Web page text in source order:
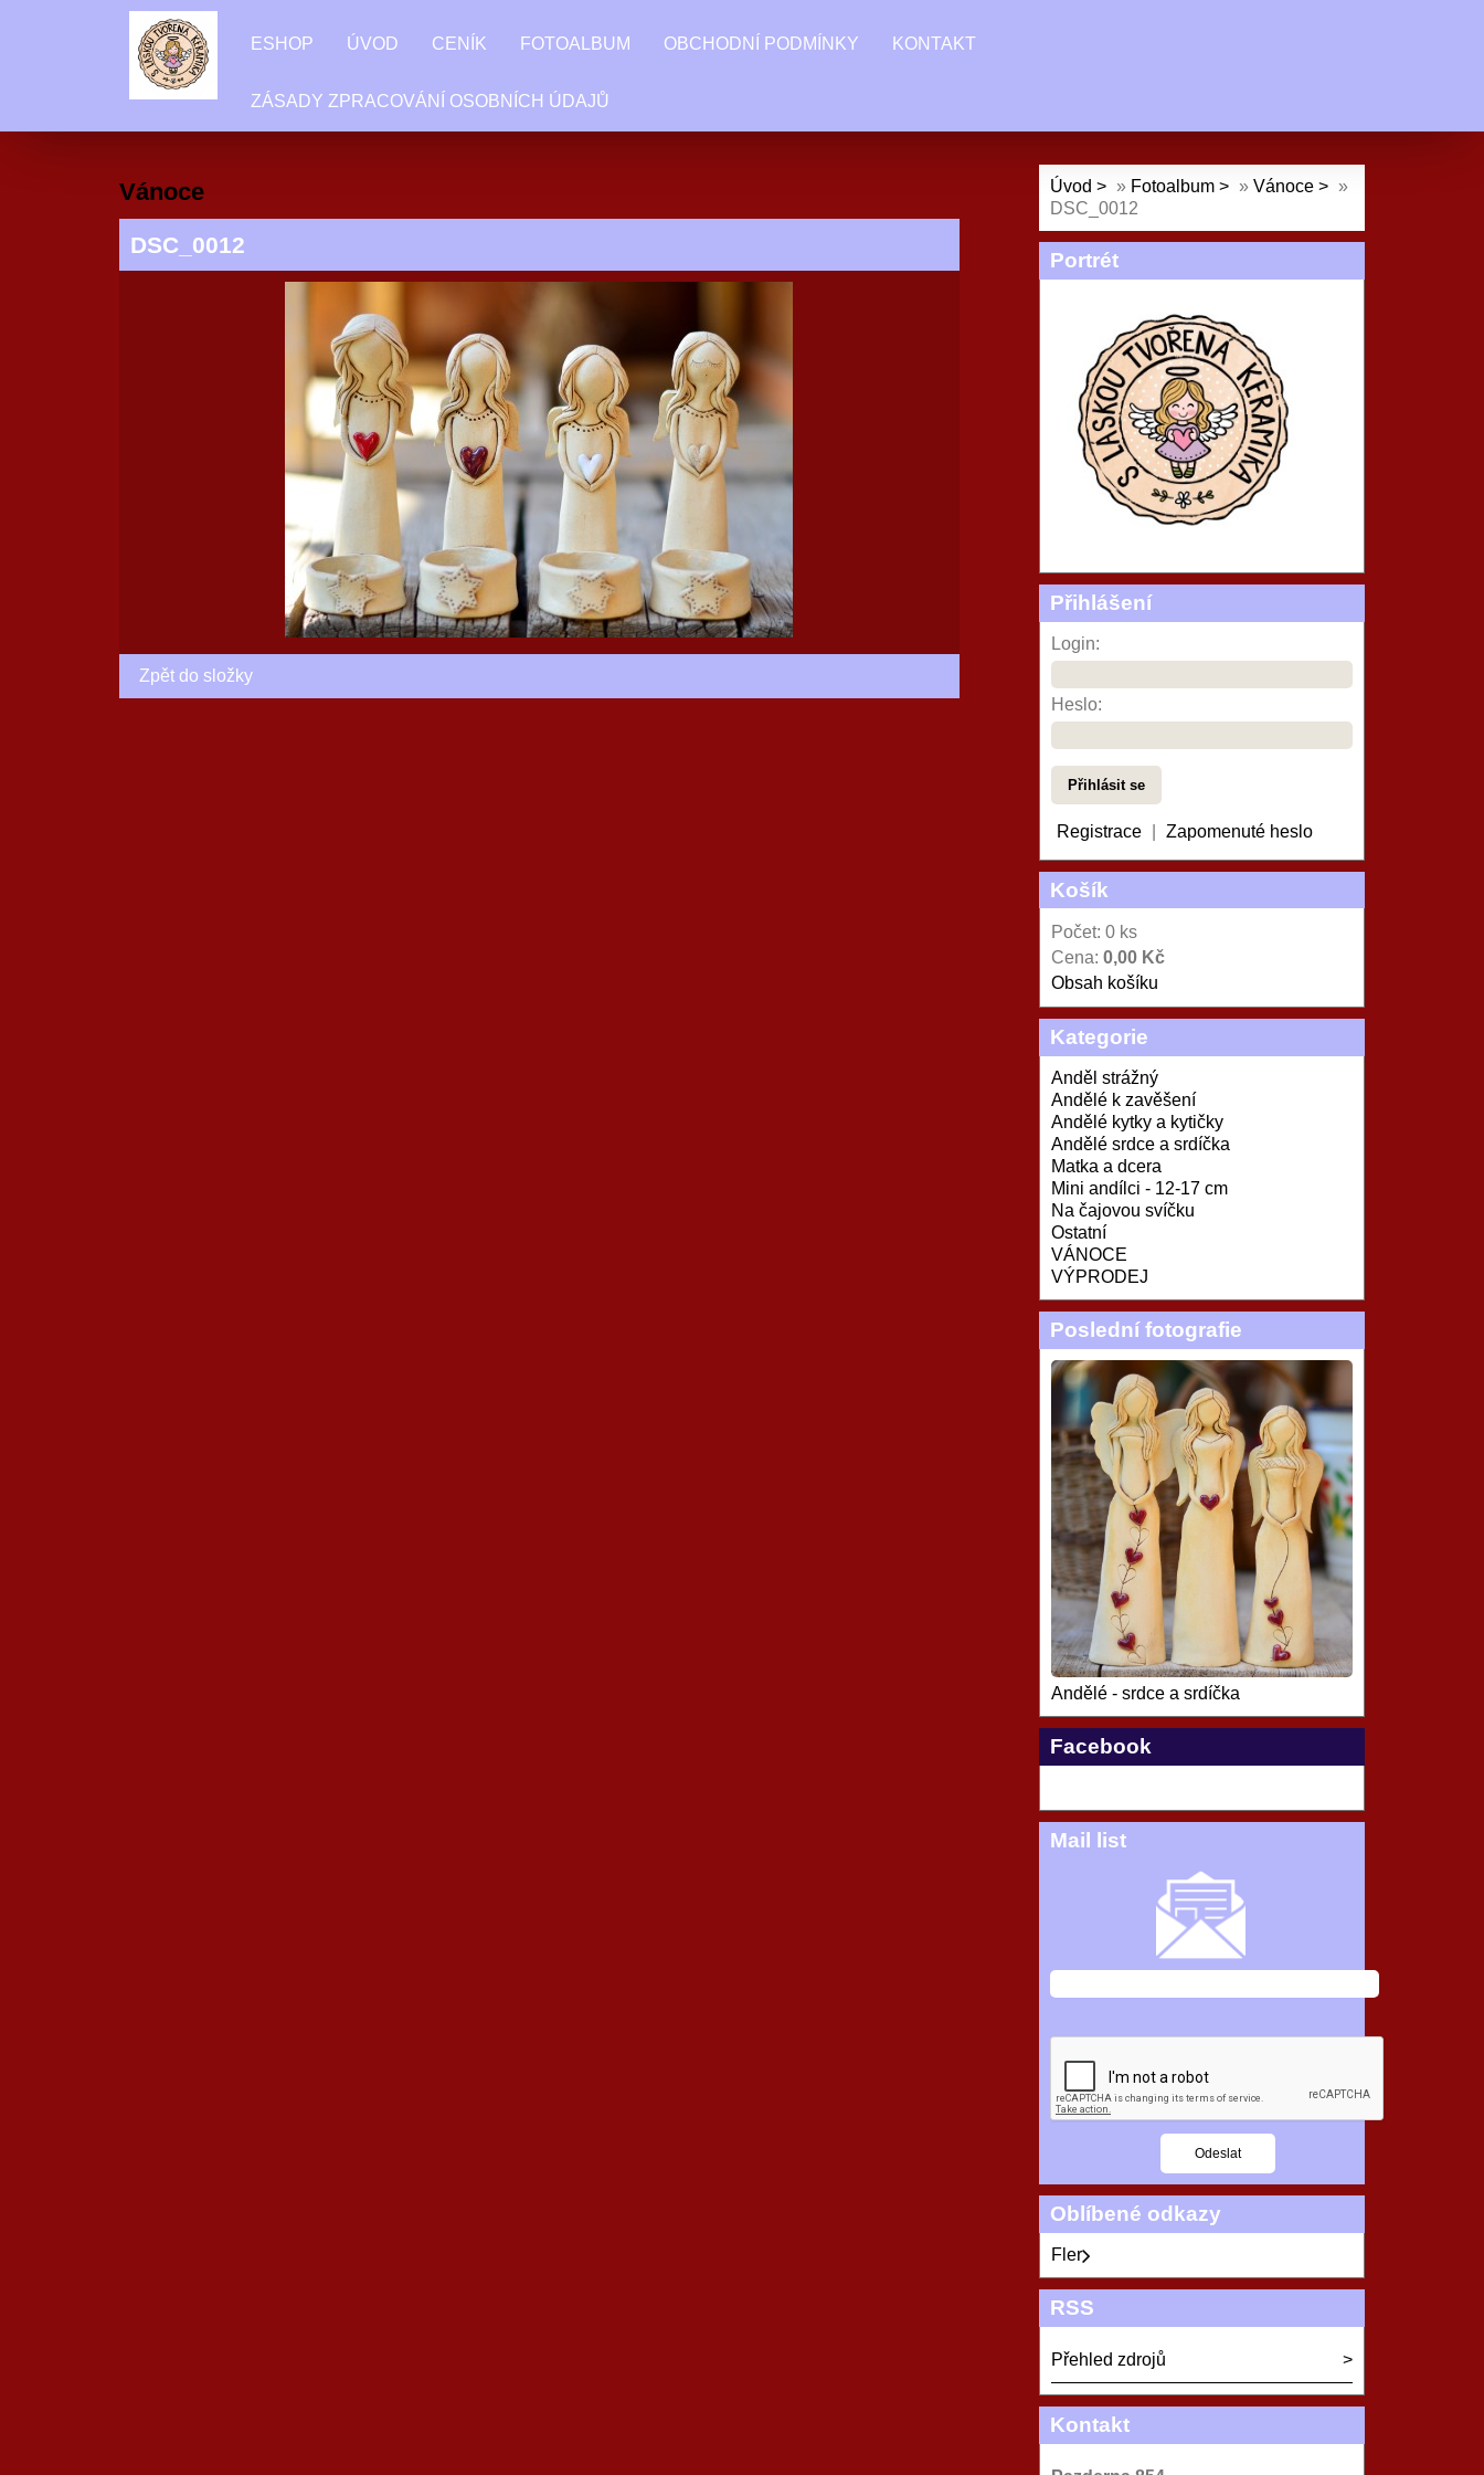
ESHOP ÚVOD CENÍK FOTOALBUM OBCHODNÍ PODMÍNKY KONTAKT
ZÁSADY ZPRACOVÁNÍ OSOBNÍCH ÚDAJŮ
Vánoce
DSC_0012
Zpět do složky
Úvod » Fotoalbum » Vánoce
»
DSC_0012
Portrét
Přihlášení
Login:
Heslo:
Registrace Zapomenuté heslo
Košík
Počet: 0 ks
Cena: 0,00 Kč
Obsah košíku
Kategorie
Anděl strážný
Andělé k zavěšení
Andělé kytky a kytičky
Andělé srdce a srdíčka
Matka a dcera
Mini andílci - 12-17 cm
Na čajovou svíčku
Ostatní
VÁNOCE
VÝPRODEJ
Poslední fotografie
Andělé - srdce a srdíčka
Facebook
Mail list
Oblíbené odkazy
Fler
RSS
Přehled zdrojů
Kontakt